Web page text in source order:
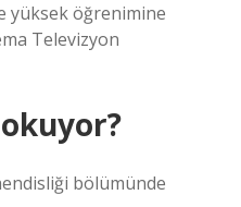
yüksek öğrenimine
Televizyon
bölümünde